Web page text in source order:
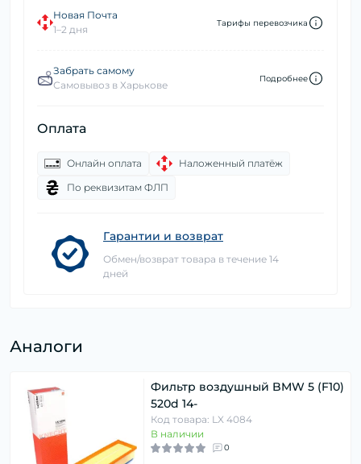
Новая Почта
1–2 дня
Тарифы перевозчика
Забрать самому
Самовывоз в Харькове
Подробнее
Оплата
Онлайн оплата
Наложенный платёж
По реквизитам ФЛП
Гарантии и возврат
Обмен/возврат товара в течение 14
дней
Аналоги
Фильтр воздушный BMW 5 (F10)
520d 14-
Код товара: LX 4084
В наличии
0